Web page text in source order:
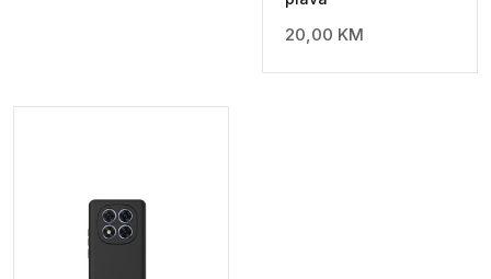
20,00 KM